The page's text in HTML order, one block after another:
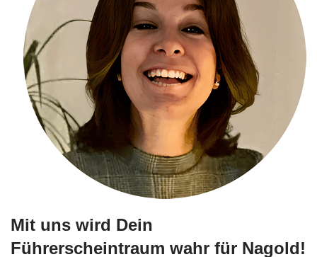
Mit uns wird Dein
Führerscheintraum wahr für Nagold!